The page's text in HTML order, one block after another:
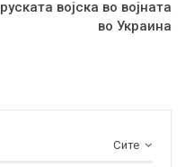
руската војска во војната
во Украина
Сите